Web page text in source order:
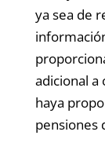
ya sea de
adicional a
haya
pensiones